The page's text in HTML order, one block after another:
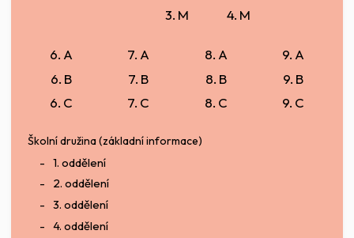
3. M
4. M
6. A
6. B
6. C
7. A
7. B
7. C
8. A
8. B
8. C
9. A
9. B
9. C
Školní družina (základní informace)
1. oddělení
2. oddělení
3. oddělení
4. oddělení